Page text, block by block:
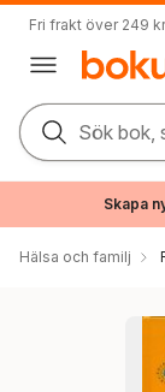
Fri frakt över 249 kr
Sök bok,
Skapa
Hälsa och familj